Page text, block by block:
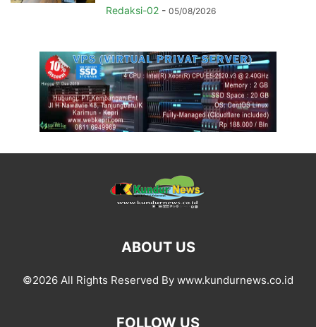
Redaksi-02 - 05/08/2026
ABOUT US
©2026 All Rights Reserved By www.kundurnews.co.id
FOLLOW US